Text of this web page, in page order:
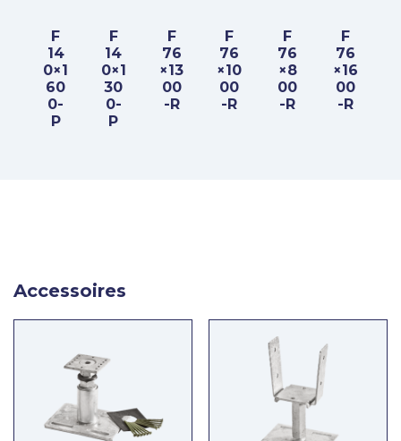
F
14
0×1
60
0-
P
F
14
0×1
30
0-
P
F
76
×13
00
-R
F
76
×10
00
-R
F
76
×8
00
-R
F
76
×16
00
-R
Accessoires